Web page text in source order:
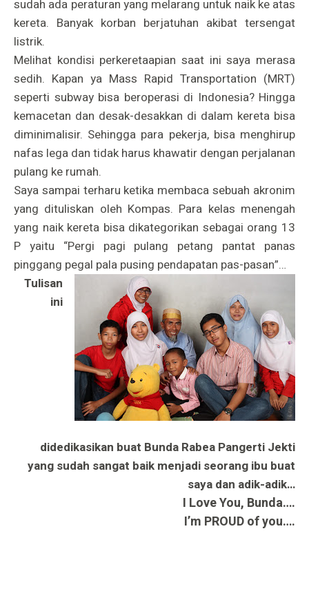
sudah ada peraturan yang melarang untuk naik ke atas
kereta. Banyak korban berjatuhan akibat tersengat
listrik.
Melihat kondisi perkeretaapian saat ini saya merasa
sedih. Kapan ya Mass Rapid Transportation (MRT)
seperti subway bisa beroperasi di Indonesia? Hingga
kemacetan dan desak-desakkan di dalam kereta bisa
diminimalisir. Sehingga para pekerja, bisa menghirup
nafas lega dan tidak harus khawatir dengan perjalanan
pulang ke rumah.
Saya sampai terharu ketika membaca sebuah akronim
yang dituliskan oleh Kompas. Para kelas menengah
yang naik kereta bisa dikategorikan sebagai orang 13
P yaitu “Pergi pagi pulang petang pantat panas
pinggang pegal pala pusing pendapatan pas-pasan”…
Tulisan
ini
didedikasikan buat Bunda Rabea Pangerti Jekti
yang sudah sangat baik menjadi seorang ibu buat
saya dan adik-adik…
I Love You, Bunda….
I’m PROUD of you….